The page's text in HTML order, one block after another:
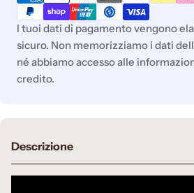
pagamento
I tuoi dati di pagamento vengono
sicuro. Non memorizziamo i dati
né abbiamo accesso alle
credito.
Descrizione